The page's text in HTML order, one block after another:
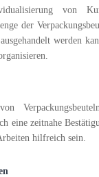
von
der
werden
eine zeitnahe
hilfreich sein.